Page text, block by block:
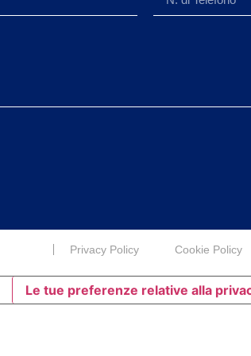
Privacy Policy Cookie Policy
Le tue preferenze relative alla